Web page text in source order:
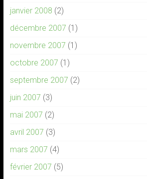
janvier 2008 (2)
décembre 2007 (1)
novembre 2007 (1)
octobre 2007 (1)
septembre 2007 (2)
juin 2007 (3)
mai 2007 (2)
avril 2007 (3)
mars 2007 (4)
février 2007 (5)